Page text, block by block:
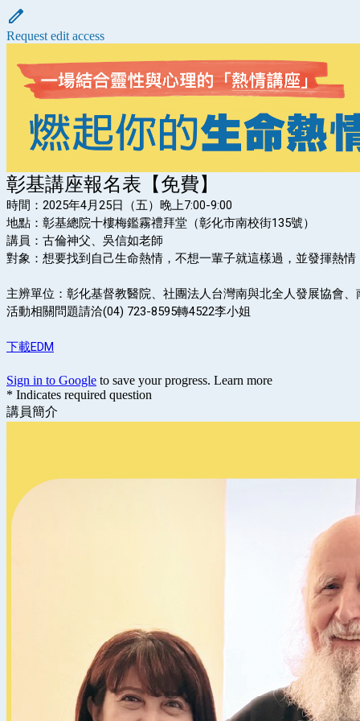
Request edit access
彰基講座報名表【免費】
時間：2025年4月25日（五）晚上7:00-9:00
地點：彰基總院十樓梅鑑霧禮拜堂（彰化市南校街135號）
講員：古倫神父、吳信如老師
對象：想要找到自己生命熱情，不想一輩子就這樣過，並發揮熱
主辨單位：彰化基督教醫院、社團法人台灣南與北全人發展協會
活動相關問題請洽(04) 723-8595轉4522李小姐
下載EDM
Sign in to Google to save your progress. Learn more
* Indicates required question
講員簡介